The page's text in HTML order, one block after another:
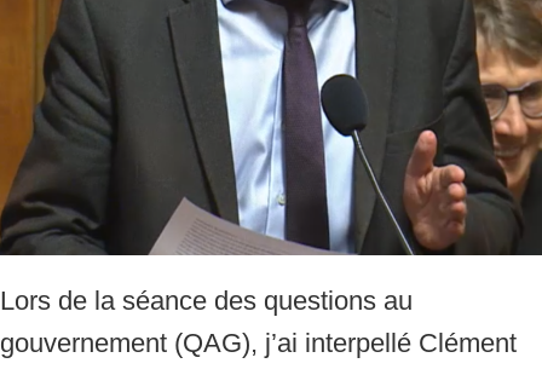
Lors de la séance des questions au
gouvernement (QAG), j’ai interpellé Clément